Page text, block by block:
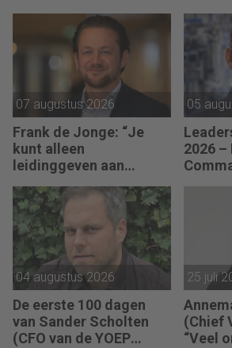
07 augustus 2026
Frank de Jonge: “Je
kunt alleen
leidinggeven aan
kunt geven aan jezelf.”
05
2026
van
vaak
data
04 augustus 2026
De eerste 100 dagen
van Sander Scholten
(CFO van de YOEP
25 juli
(Chief
“Veel